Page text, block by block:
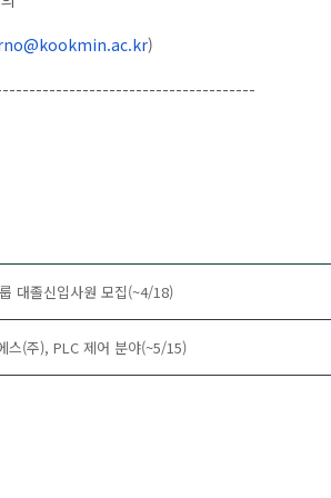
)
-----------
대졸신입사원 모집(~4/18)
스(주), PLC 제어 분야(~5/15)